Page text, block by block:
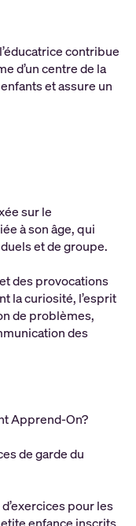
contribue
d’un centre de la
et assure un
sur le
à son âge, qui
et de groupe.
des provocations
la curiosité, l’esprit
de problèmes,
des
Apprend-On?
de garde du
pour les